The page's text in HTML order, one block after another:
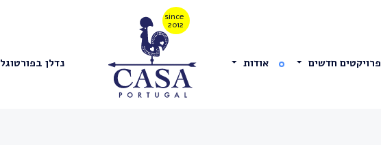
פרויקטים חדשים אודות נדלן בפורטוגל